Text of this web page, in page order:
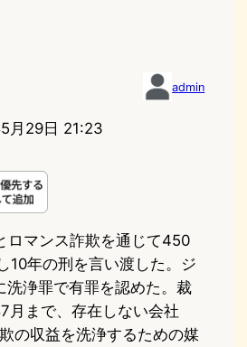
admin
月29日 21:23
ロマンス詐欺を通じて450
10年の刑を言い渡した。ジ
洗浄罪で有罪を認めた。裁
月まで、存在しない会社
の収益を洗浄するための媒